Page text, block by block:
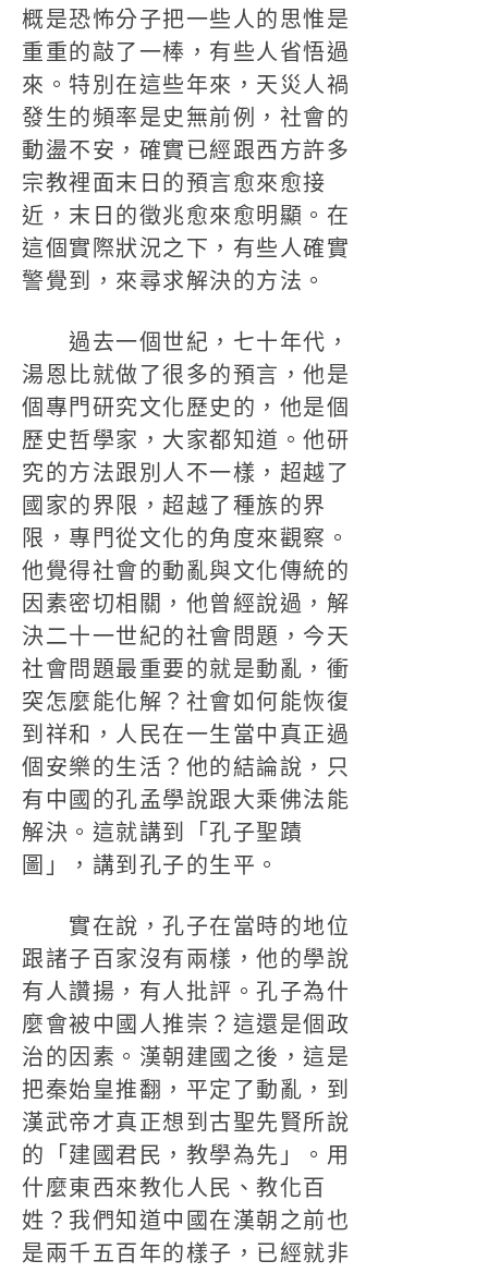
概是恐怖分子把一些人的思惟是
重重的敲了一棒，有些人省悟過
來。特別在這些年來，天災人禍
發生的頻率是史無前例，社會的
動盪不安，確實已經跟西方許多
宗教裡面末日的預言愈來愈接
近，末日的徵兆愈來愈明顯。在
這個實際狀況之下，有些人確實
警覺到，來尋求解決的方法。
過去一個世紀，七十年代，
湯恩比就做了很多的預言，他是
個專門研究文化歷史的，他是個
歷史哲學家，大家都知道。他研
究的方法跟別人不一樣，超越了
國家的界限，超越了種族的界
限，專門從文化的角度來觀察。
他覺得社會的動亂與文化傳統的
因素密切相關，他曾經說過，解
決二十一世紀的社會問題，今天
社會問題最重要的就是動亂，衝
突怎麼能化解？社會如何能恢復
到祥和，人民在一生當中真正過
個安樂的生活？他的結論說，只
有中國的孔孟學說跟大乘佛法能
解決。這就講到「孔子聖蹟
圖」，講到孔子的生平。
實在說，孔子在當時的地位
跟諸子百家沒有兩樣，他的學說
有人讚揚，有人批評。孔子為什
麼會被中國人推崇？這還是個政
治的因素。漢朝建國之後，這是
把秦始皇推翻，平定了動亂，到
漢武帝才真正想到古聖先賢所說
的「建國君民，教學為先」。用
什麼東西來教化人民、教化百
姓？我們知道中國在漢朝之前也
是兩千五百年的樣子，已經就非